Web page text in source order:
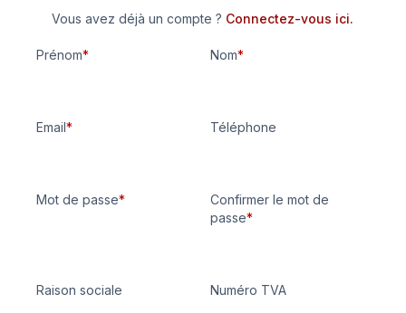
Vous avez déjà un compte ? Connectez-vous ici.
Prénom* Nom*
Email * Téléphone
Mot de passe*
Confirmer le mot de
passe*
Raison sociale Numéro TVA